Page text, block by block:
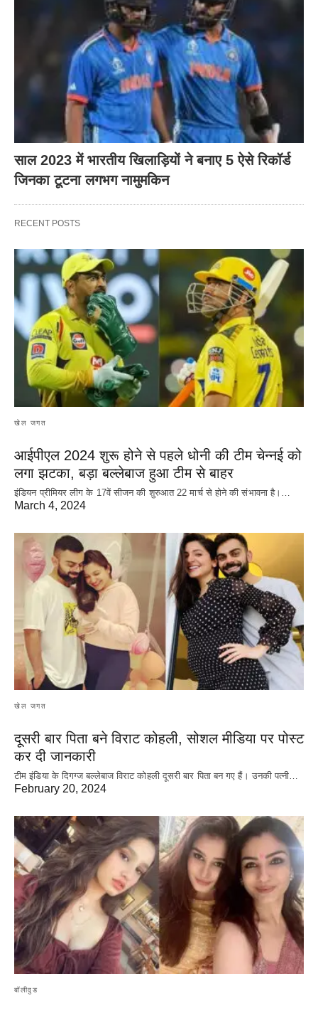
साल 2023 में भारतीय खिलाड़ियों ने बनाए 5 ऐसे रिकॉर्ड
जिनका टूटना लगभग नामुमकिन
RECENT POSTS
खेल जगत
आईपीएल 2024 शुरू होने से पहले धोनी की टीम चेन्नई को
लगा झटका, बड़ा बल्लेबाज हुआ टीम से बाहर
इंडियन प्रीमियर लीग के 17वें सीजन की शुरुआत 22 मार्च से होने की संभावना है।…
March 4, 2024
खेल जगत
दूसरी बार‌ पिता बने विराट कोहली, सोशल मीडिया पर पोस्ट
कर दी‌ जानकारी
टीम इंडिया के दिगग्ज बल्लेबाज विराट कोहली दूसरी बार पिता बन गए हैं। उनकी पत्नी…
February 20, 2024
बॉलीवुड